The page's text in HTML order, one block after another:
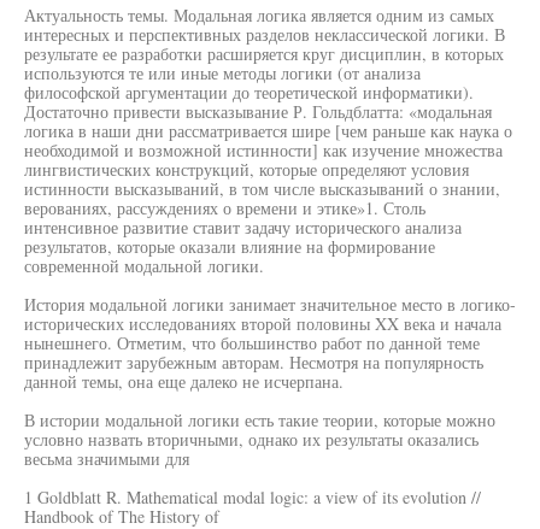
Актуальность темы. Модальная логика является одним из самых
интересных и перспективных разделов неклассической логики. В
результате ее разработки расширяется круг дисциплин, в которых
используются те или иные методы логики (от анализа
философской аргументации до теоретической информатики).
Достаточно привести высказывание Р. Гольдблатта: «модальная
логика в наши дни рассматривается шире [чем раньше как наука о
необходимой и возможной истинности] как изучение множества
лингвистических конструкций, которые определяют условия
истинности высказываний, в том числе высказываний о знании,
верованиях, рассуждениях о времени и этике»1. Столь
интенсивное развитие ставит задачу исторического анализа
результатов, которые оказали влияние на формирование
современной модальной логики.
История модальной логики занимает значительное место в логико-
исторических исследованиях второй половины XX века и начала
нынешнего. Отметим, что большинство работ по данной теме
принадлежит зарубежным авторам. Несмотря на популярность
данной темы, она еще далеко не исчерпана.
В истории модальной логики есть такие теории, которые можно
условно назвать вторичными, однако их результаты оказались
весьма значимыми для
1 Goldblatt R. Mathematical modal logic: a view of its evolution //
Handbook of The History of